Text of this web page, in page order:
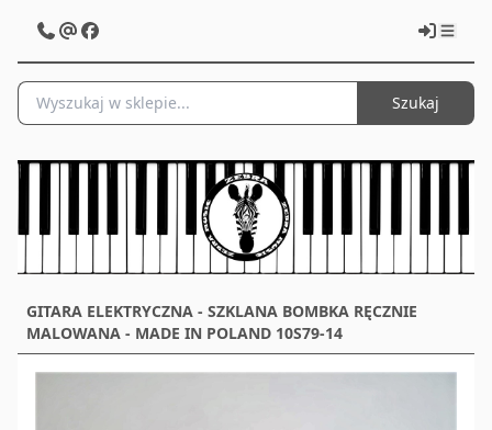
Szukaj
GITARA ELEKTRYCZNA - SZKLANA BOMBKA RĘCZNIE
MALOWANA - MADE IN POLAND 10S79-14